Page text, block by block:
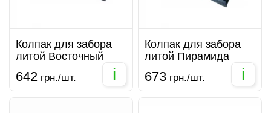
Колпак для забора
литой Восточный
642 грн./шт. i
Колпак для забора
литой Пирамида
673 грн./шт. i